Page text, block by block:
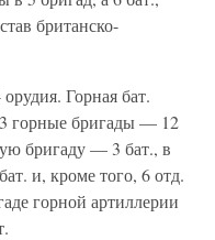
британско-
Горная бат.
горные бригады — 12
бригаду — 3 бат., в
и, кроме того, 6 отд.
горной артиллерии